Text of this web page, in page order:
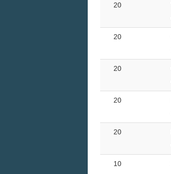
20
20
20
20
20
10